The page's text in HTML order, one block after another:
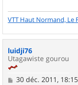
VTT Haut Normand, Le
luidji76
Utagawiste gourou
M
30 déc. 2011, 18:15